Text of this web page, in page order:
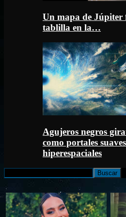
Un mapa de Júpiter
tablilla en la…
Agujeros negros
como portales
hiperespaciales